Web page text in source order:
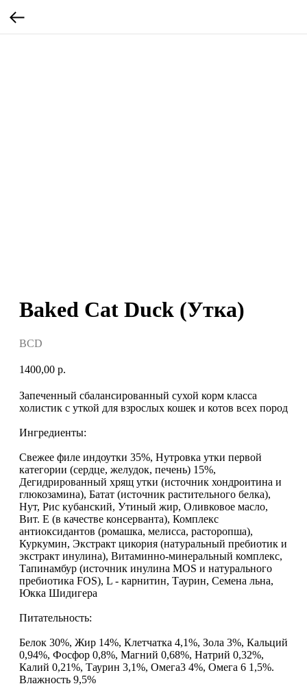
Baked Cat Duck (Утка)
BCD
1400,00 р.
Запеченный сбалансированный сухой корм класса
холистик с уткой для взрослых кошек и котов всех пород
Ингредиенты:
Свежее филе индоутки 35%, Нутровка утки первой
категории (сердце, желудок, печень) 15%,
Дегидрированный хрящ утки (источник хондроитина и
глюкозамина), Батат (источник растительного белка),
Нут, Рис кубанский, Утиный жир, Оливковое масло,
Вит. Е (в качестве консерванта), Комплекс
антиоксидантов (ромашка, мелисса, расторопша),
Куркумин, Экстракт цикория (натуральный пребиотик и
экстракт инулина), Витаминно-минеральный комплекс,
Тапинамбур (источник инулина MOS и натурального
пребиотика FOS), L - карнитин, Таурин, Семена льна,
Юкка Шидигера
Питательность:
Белок 30%, Жир 14%, Клетчатка 4,1%, Зола 3%, Кальций
0,94%, Фосфор 0,8%, Магний 0,68%, Натрий 0,32%,
Калий 0,21%, Таурин 3,1%, Омега3 4%, Омега 6 1,5%.
Влажность 9,5%